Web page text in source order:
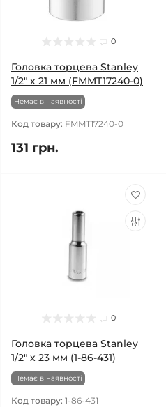
0
Головка торцева Stanley
1/2" х 21 мм (FMMT17240-0)
Немає в наявності
Код товару: FMMT17240-0
131 грн.
0
Головка торцева Stanley
1/2" х 23 мм (1-86-431)
Немає в наявності
Код товару: 1-86-431